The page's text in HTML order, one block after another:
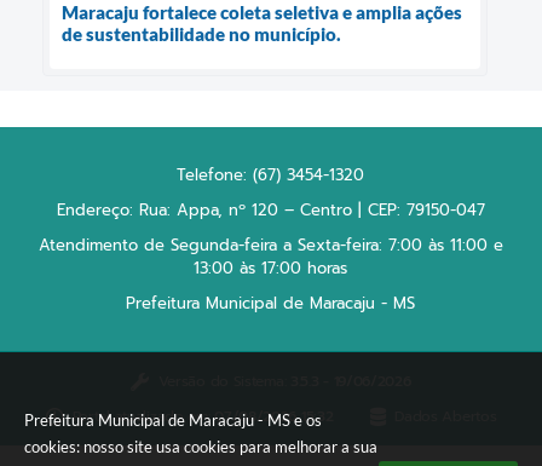
Prefeitura Municipal de Maracaju - MS e os
cookies: nosso site usa cookies para melhorar a sua
Maracaju fortalece coleta seletiva e amplia ações
de sustentabilidade no município.
Telefone: (67) 3454-1320
Endereço: Rua: Appa, nº 120 – Centro | CEP: 79150-047
Atendimento de Segunda-feira a Sexta-feira: 7:00 às 11:00 e
13:00 às 17:00 horas
Prefeitura Municipal de Maracaju - MS
Portal atualizado em:07/08/2026 15:32